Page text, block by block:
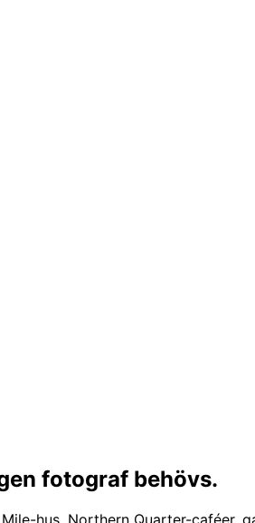
fotograf behövs.
hus, Northern Quarter-